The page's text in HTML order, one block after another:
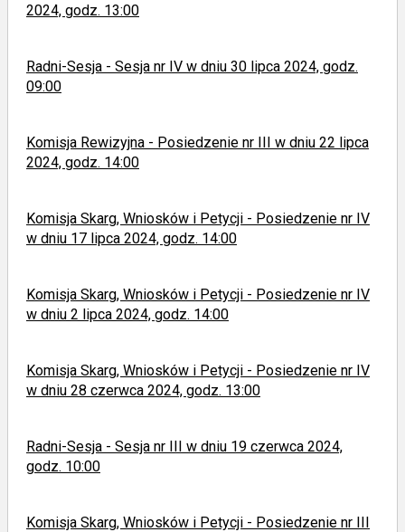
2024, godz. 13:00
Radni-Sesja - Sesja nr IV w dniu 30 lipca 2024, godz.
09:00
Komisja Rewizyjna - Posiedzenie nr III w dniu 22 lipca
2024, godz. 14:00
Komisja Skarg, Wniosków i Petycji - Posiedzenie nr IV
w dniu 17 lipca 2024, godz. 14:00
Komisja Skarg, Wniosków i Petycji - Posiedzenie nr IV
w dniu 2 lipca 2024, godz. 14:00
Komisja Skarg, Wniosków i Petycji - Posiedzenie nr IV
w dniu 28 czerwca 2024, godz. 13:00
Radni-Sesja - Sesja nr III w dniu 19 czerwca 2024,
godz. 10:00
Komisja Skarg, Wniosków i Petycji - Posiedzenie nr III